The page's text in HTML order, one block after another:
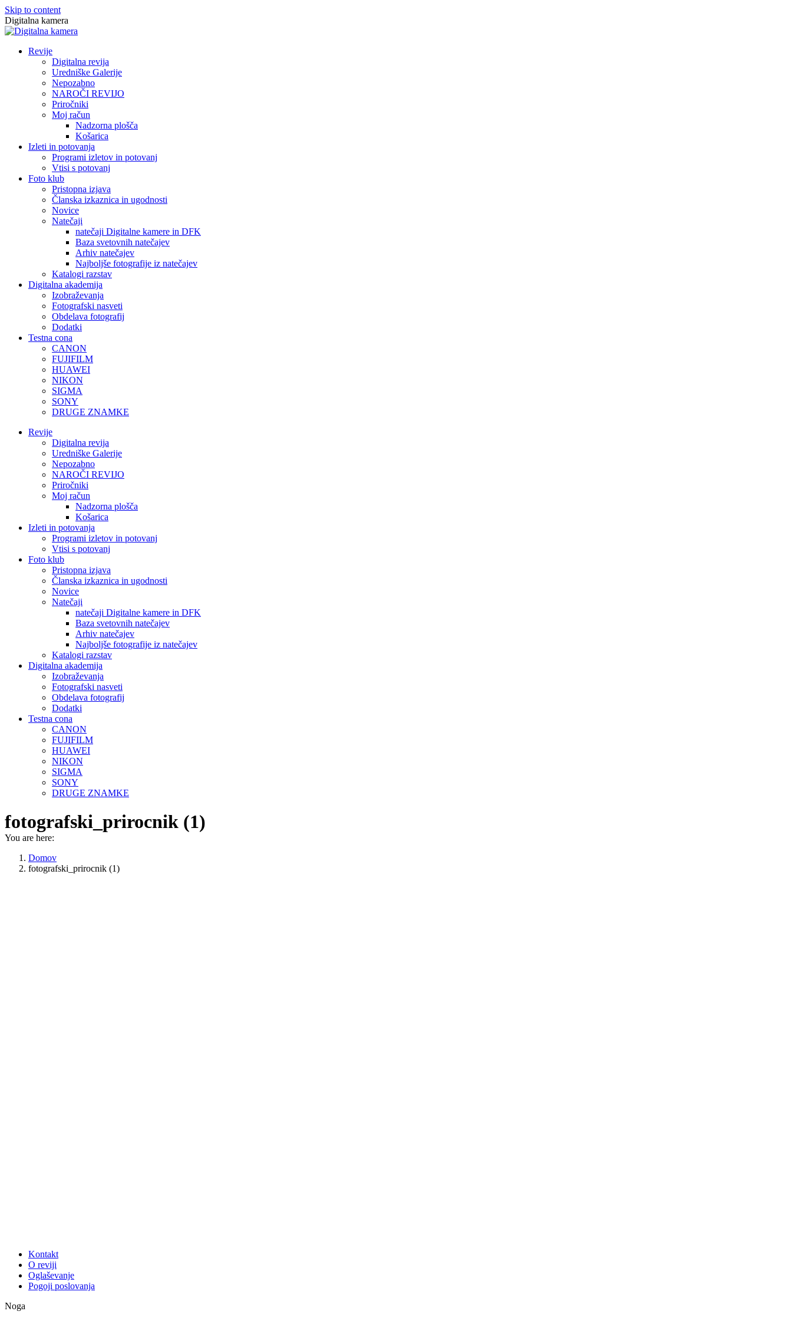
Skip to content
Digitalna kamera
Revije
Digitalna revija
Uredniške Galerije
Nepozabno
NAROČI REVIJO
Priročniki
Moj račun
Nadzorna plošča
Košarica
Izleti in potovanja
Programi izletov in potovanj
Vtisi s potovanj
Foto klub
Pristopna izjava
Članska izkaznica in ugodnosti
Novice
Natečaji
natečaji Digitalne kamere in DFK
Baza svetovnih natečajev
Arhiv natečajev
Najboljše fotografije iz natečajev
Katalogi razstav
Digitalna akademija
Izobraževanja
Fotografski nasveti
Obdelava fotografij
Dodatki
Testna cona
CANON
FUJIFILM
HUAWEI
NIKON
SIGMA
SONY
DRUGE ZNAMKE
Revije
Digitalna revija
Uredniške Galerije
Nepozabno
NAROČI REVIJO
Priročniki
Moj račun
Nadzorna plošča
Košarica
Izleti in potovanja
Programi izletov in potovanj
Vtisi s potovanj
Foto klub
Pristopna izjava
Članska izkaznica in ugodnosti
Novice
Natečaji
natečaji Digitalne kamere in DFK
Baza svetovnih natečajev
Arhiv natečajev
Najboljše fotografije iz natečajev
Katalogi razstav
Digitalna akademija
Izobraževanja
Fotografski nasveti
Obdelava fotografij
Dodatki
Testna cona
CANON
FUJIFILM
HUAWEI
NIKON
SIGMA
SONY
DRUGE ZNAMKE
fotografski_prirocnik (1)
You are here:
Domov
fotografski_prirocnik (1)
Kontakt
O reviji
Oglaševanje
Pogoji poslovanja
Noga